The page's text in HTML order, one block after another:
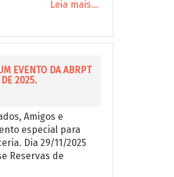
Leia mais...
EVENTO DA ABRPT
2025.
Amigos e
especial para
Dia 29/11/2025
Reservas de